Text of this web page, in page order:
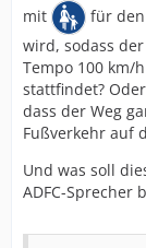
mit
für
wird, sodass
Tempo 100 km/
stattfindet?
dass der Weg
Fußverkehr auf
Und was soll
ADFC-Sprecher